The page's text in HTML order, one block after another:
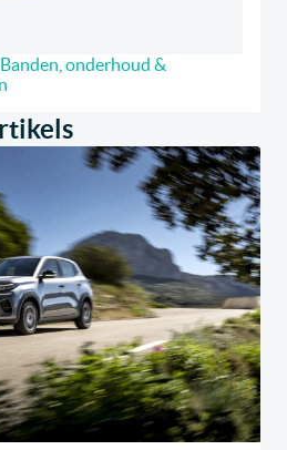
Banden, onderhoud &